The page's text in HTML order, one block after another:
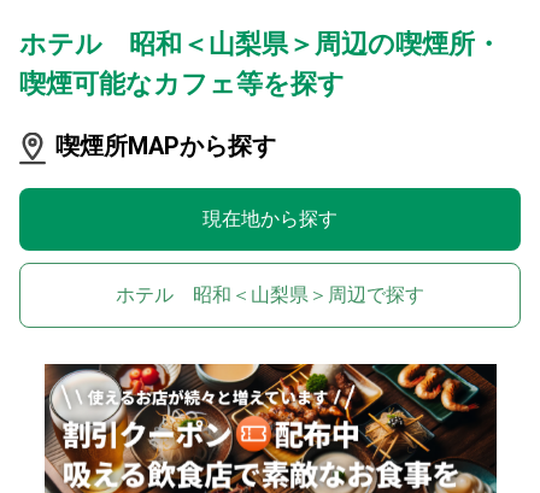
ホテル 昭和＜山梨県＞周辺の喫煙所・
喫煙可能なカフェ等を探す
喫煙所MAPから探す
現在地から探す
ホテル 昭和＜山梨県＞周辺で探す